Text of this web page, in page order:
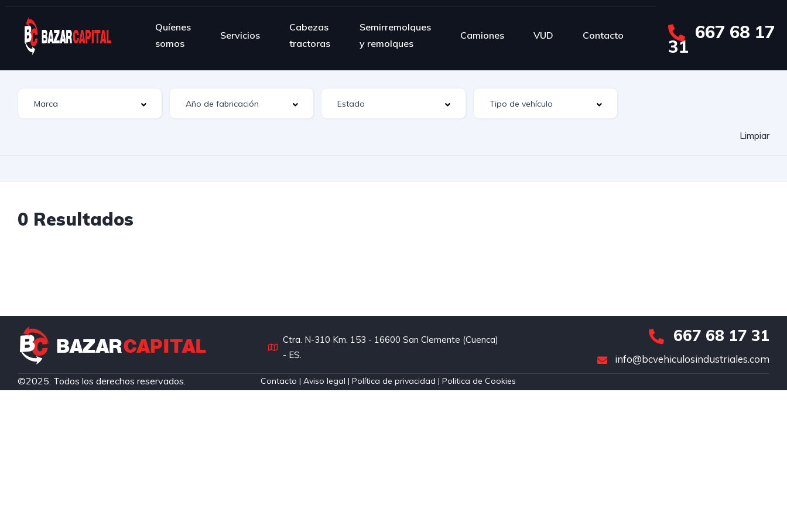
Quíenes
somos
Servicios
Cabezas
tractoras
Semirremolques
y remolques
Camiones VUD Contacto 667 68 17
31
Limpiar
0 Resultados
Ctra. N-310 Km. 153 - 16600 San Clemente (Cuenca)
- ES.
667 68 17 31
info@bcvehiculosindustriales.com
©2025. Todos los derechos reservados. Contacto | Aviso legal |Política de privacidad |Politica de Cookies